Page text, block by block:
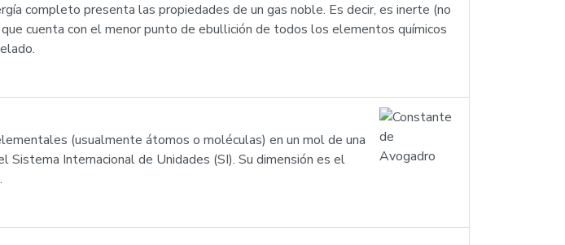
completo presenta las propiedades de un gas noble. Es decir, es inerte (no
cuenta con el menor punto de ebullición de todos los elementos químicos
(usualmente átomos o moléculas) en un mol de una
Sistema Internacional de Unidades (SI). Su dimensión es el